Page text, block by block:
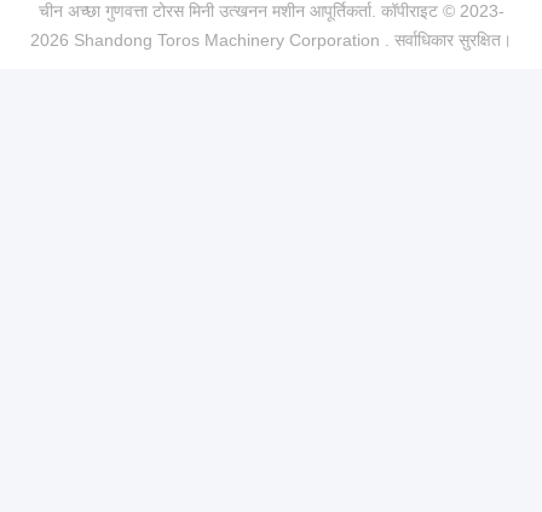
चीन अच्छा गुणवत्ता टोरस मिनी उत्खनन मशीन आपूर्तिकर्ता. कॉपीराइट © 2023-
2026 Shandong Toros Machinery Corporation . सर्वाधिकार सुरक्षित।